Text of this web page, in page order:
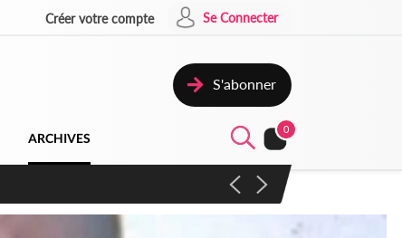
Créer votre compte Se Connecter
S'abonner
ARCHIVES
0
contre les produits